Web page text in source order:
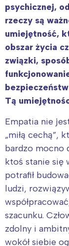
psychicznej,
rzeczy są
umiejętność,
obszar życia
związki,
Tą
Empatia nie
„miłą cechą”,
bardzo mocno
ktoś stanie się
potrafił
ludzi,
szacunku.
zdolny i
wokół siebie